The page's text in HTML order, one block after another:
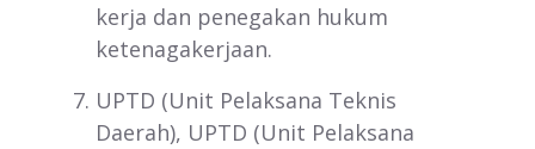
kerja dan penegakan hukum
ketenagakerjaan.
UPTD (Unit Pelaksana Teknis
Daerah), UPTD (Unit Pelaksana